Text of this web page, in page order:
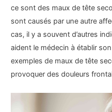
ce sont des maux de tête
sont causés par une autre
cas, il y a souvent d’autres
aident le médecin à établir
exemples de maux de tête
provoquer des douleurs